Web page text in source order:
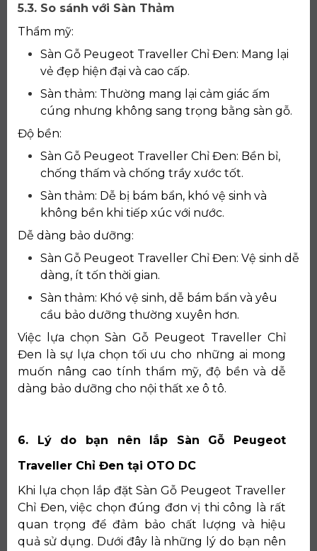
5.3. So sánh với Sàn Thảm
Thẩm mỹ:
Sàn Gỗ Peugeot Traveller Chỉ Đen: Mang lại
vẻ đẹp hiện đại và cao cấp.
Sàn thảm: Thường mang lại cảm giác ấm
cúng nhưng không sang trọng bằng sàn gỗ.
Độ bền:
Sàn Gỗ Peugeot Traveller Chỉ Đen: Bền bỉ,
chống thấm và chống trầy xước tốt.
Sàn thảm: Dễ bị bám bẩn, khó vệ sinh và
không bền khi tiếp xúc với nước.
Dễ dàng bảo dưỡng:
Sàn Gỗ Peugeot Traveller Chỉ Đen: Vệ sinh dễ
dàng, ít tốn thời gian.
Sàn thảm: Khó vệ sinh, dễ bám bẩn và yêu
cầu bảo dưỡng thường xuyên hơn.
Việc lựa chọn Sàn Gỗ Peugeot Traveller Chỉ
Đen là sự lựa chọn tối ưu cho những ai mong
muốn nâng cao tính thẩm mỹ, độ bền và dễ
dàng bảo dưỡng cho nội thất xe ô tô.
6. Lý do bạn nên lắp Sàn Gỗ Peugeot
Traveller Chỉ Đen tại OTO DC
Khi lựa chọn lắp đặt Sàn Gỗ Peugeot Traveller
Chỉ Đen, việc chọn đúng đơn vị thi công là rất
quan trọng để đảm bảo chất lượng và hiệu
quả sử dụng. Dưới đây là những lý do bạn nên